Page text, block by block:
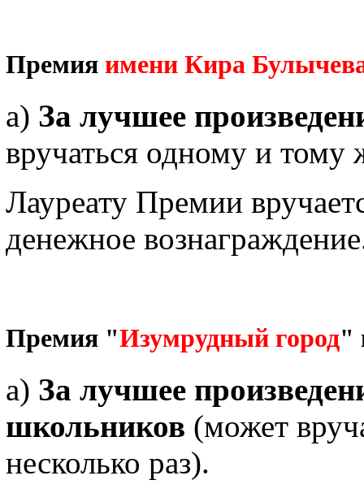
Премия имени Кира
а) За лучшее
вручаться одному и тому
Лауреату Премии
денежное
Премия "Изумрудный город"
а) За лучшее
школьников (может
несколько раз).